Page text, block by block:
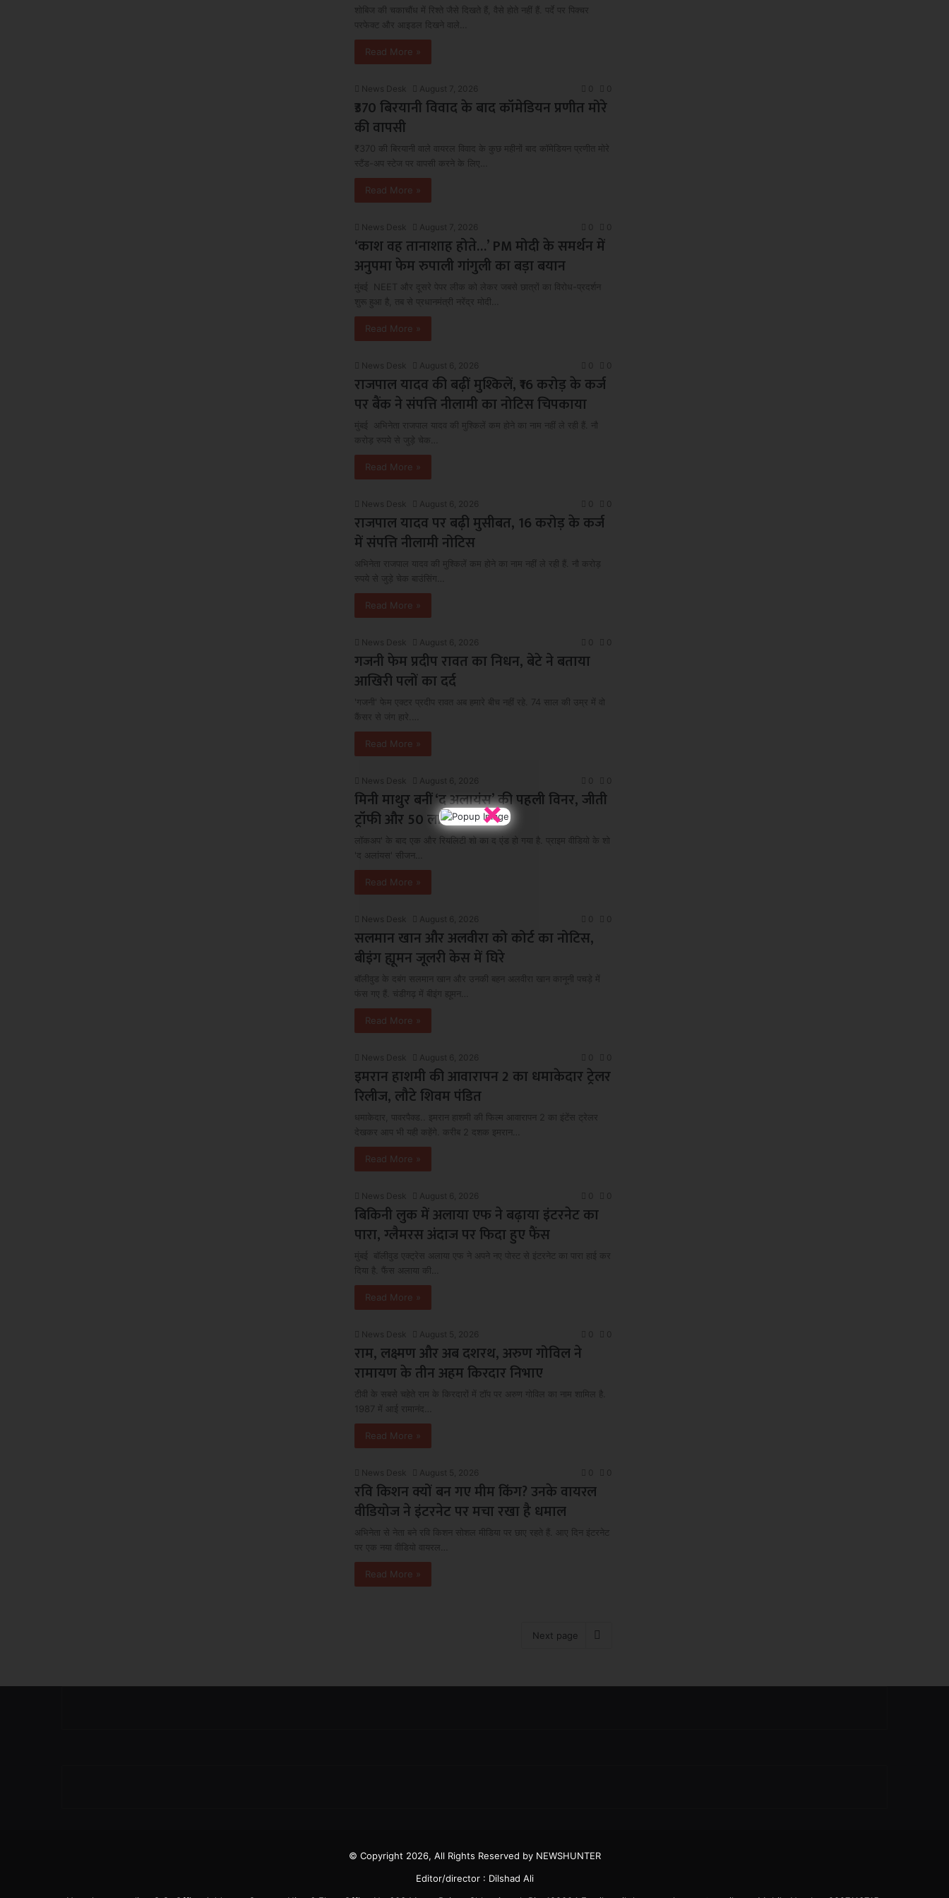
शोबिज की चकाचौंध में रिश्ते जैसे दिखते हैं, वैसे होते नहीं हैं. पर्दे पर पिक्चर
परफेक्ट और आइडल दिखने वाले…
Read More »
News Desk August 7, 2026 0 0
₹370 बिरयानी विवाद के बाद कॉमेडियन प्रणीत मोरे
की वापसी
₹370 की बिरयानी वाले वायरल विवाद के कुछ महीनों बाद कॉमेडियन प्रणीत मोरे
स्टैंड-अप स्टेज पर वापसी करने के लिए…
Read More »
News Desk August 7, 2026 0 0
‘काश वह तानाशाह होते…’ PM मोदी के समर्थन में
अनुपमा फेम रुपाली गांगुली का बड़ा बयान
मुंबई NEET और दूसरे पेपर लीक को लेकर जबसे छात्रों का विरोध-प्रदर्शन
शुरू हुआ है, तब से प्रधानमंत्री नरेंद्र मोदी…
Read More »
News Desk August 6, 2026 0 0
राजपाल यादव की बढ़ीं मुश्किलें, ₹16 करोड़ के कर्ज
पर बैंक ने संपत्ति नीलामी का नोटिस चिपकाया
मुंबई अभिनेता राजपाल यादव की मुश्किलें कम होने का नाम नहीं ले रही हैं. नौ
करोड़ रुपये से जुड़े चेक…
Read More »
News Desk August 6, 2026 0 0
राजपाल यादव पर बढ़ी मुसीबत, 16 करोड़ के कर्ज
में संपत्ति नीलामी नोटिस
अभिनेता राजपाल यादव की मुश्किलें कम होने का नाम नहीं ले रही हैं. नौ करोड़
रुपये से जुड़े चेक बाउंसिंग…
Read More »
News Desk August 6, 2026 0 0
गजनी फेम प्रदीप रावत का निधन, बेटे ने बताया
आखिरी पलों का दर्द
'गजनी' फेम एक्टर प्रदीप रावत अब हमारे बीच नहीं रहे. 74 साल की उम्र में वो
कैंसर से जंग हारे.…
Read More »
News Desk August 6, 2026 0 0
मिनी माथुर बनीं ‘द अलायंस’ की पहली विनर, जीती
ट्रॉफी और 50 लाख रुपये
लॉकअप' के बाद एक और रियलिटी शो का द एंड हो गया है. प्राइम वीडियो के शो
'द अलांयस' सीजन…
Read More »
News Desk August 6, 2026 0 0
सलमान खान और अलवीरा को कोर्ट का नोटिस,
बीइंग ह्यूमन जूलरी केस में घिरे
बॉलीवुड के दबंग सलमान खान और उनकी बहन अलवीरा खान कानूनी पचड़े में
फंस गए हैं. चंडीगढ़ में बीइंग ह्यूमन…
Read More »
News Desk August 6, 2026 0 0
इमरान हाशमी की आवारापन 2 का धमाकेदार ट्रेलर
रिलीज, लौटे शिवम पंडित
धमाकेदार, पावरपैक्ड.. इमरान हाशमी की फिल्म आवारापन 2 का इंटेंस ट्रेलर
देखकर आप भी यही कहेंगे. करीब 2 दशक इमरान…
Read More »
News Desk August 6, 2026 0 0
बिकिनी लुक में अलाया एफ ने बढ़ाया इंटरनेट का
पारा, ग्लैमरस अंदाज पर फिदा हुए फैंस
मुंबई बॉलीवुड एक्ट्रेस अलाया एफ ने अपने नए पोस्ट से इंटरनेट का पारा हाई कर
दिया है. फैंस अलाया की…
Read More »
News Desk August 5, 2026 0 0
राम, लक्ष्मण और अब दशरथ, अरुण गोविल ने
रामायण के तीन अहम किरदार निभाए
टीवी के सबसे चहेते राम के किरदारों में टॉप पर अरुण गोविल का नाम शामिल है.
1987 में आई रामानंद…
Read More »
News Desk August 5, 2026 0 0
रवि किशन क्यों बन गए मीम किंग? उनके वायरल
वीडियोज ने इंटरनेट पर मचा रखा है धमाल
अभिनेता से नेता बने रवि किशन सोशल मीडिया पर छाए रहते हैं. आए दिन इंटरनेट
पर एक नया वीडियो वायरल…
Read More »
Next page
×
© Copyright 2026, All Rights Reserved by NEWSHUNTER
Editor/director : Dilshad Ali